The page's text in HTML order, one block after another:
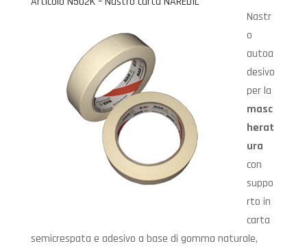
Nastr
o
autoa
desivo
per la
masc
herat
ura
con
suppo
rto in
carta
semicrespata e adesivo a base di gomma naturale,